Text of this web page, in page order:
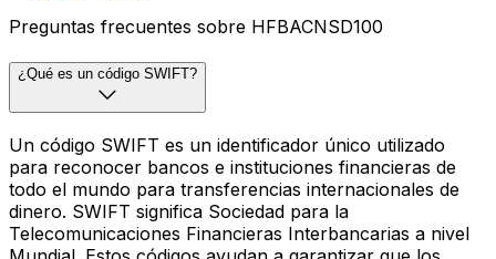
Preguntas frecuentes sobre HFBACNSD100
¿Qué es un código SWIFT?
Un código SWIFT es un identificador único utilizado
para reconocer bancos e instituciones financieras de
todo el mundo para transferencias internacionales de
dinero. SWIFT significa Sociedad para la
Telecomunicaciones Financieras Interbancarias a nivel